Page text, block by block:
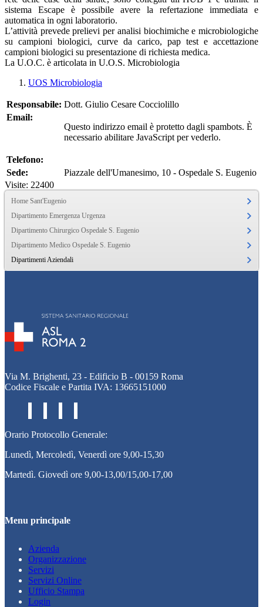
sistema Escape è possibile avere la refertazione immediata e
automatica in ogni laboratorio.
L’attività prevede prelievi per analisi biochimiche e microbiologiche
su campioni biologici, curve da carico, pap test e accettazione
campioni biologici su presentazione di richiesta medica.
La U.O.C. è articolata in U.O.S. Microbiologia
UOS Microbiologia
Responsabile: Dott. Giulio Cesare Cocciolillo
Email:
Questo indirizzo email è protetto dagli spambots. È
necessario abilitare JavaScript per vederlo.
Telefono:
Sede:
Piazzale dell'Umanesimo, 10 - Ospedale S. Eugenio
Visite: 22400
Home Sant'Eugenio
Dipartimento Emergenza Urgenza
Dipartimento Chirurgico Ospedale S. Eugenio
Dipartimento Medico Ospedale S. Eugenio
Dipartimenti Aziendali
Via M. Brighenti, 23 - Edificio B - 00159 Roma
Codice Fiscale e Partita IVA: 13665151000
Orario Protocollo Generale:
Lunedì, Mercoledì, Venerdì ore 9,00-15,30
Martedì. Giovedì ore 9,00-13,00/15,00-17,00
Menu principale
Azienda
Organizzazione
Servizi
Servizi Online
Ufficio Stampa
Login